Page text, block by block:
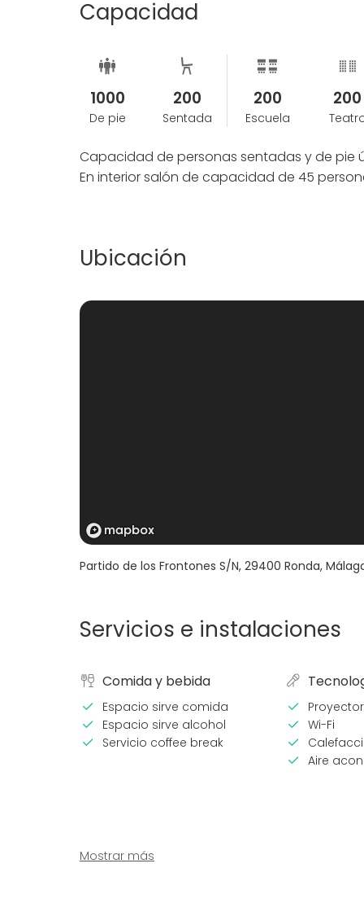
Capacidad
1000
De pie
200
Sentada
200
Escuela
200
Capacidad de personas sentadas y de pie
En interior salón de capacidad de 45
Ubicación
Partido de los Frontones S/N, 29400 Ronda,
Servicios e instalaciones
Comida y bebida
Espacio sirve comida
Espacio sirve alcohol
Servicio coffee break
Wi-Fi
Aire
Mostrar más